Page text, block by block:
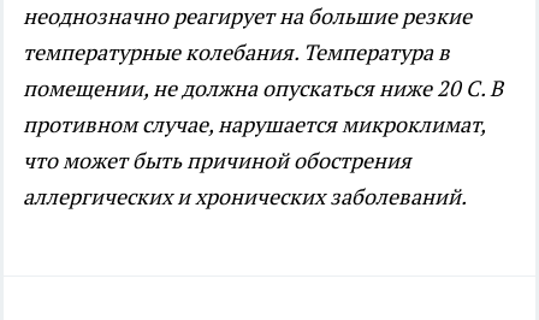
неоднозначно реагирует на большие резкие
температурные колебания. Температура в
помещении, не должна опускаться ниже 20 С. В
противном случае, нарушается микроклимат,
что может быть причиной обострения
аллергических и хронических заболеваний.